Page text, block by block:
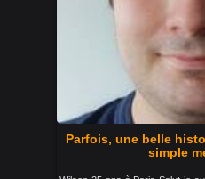
Parfois, une belle
simple